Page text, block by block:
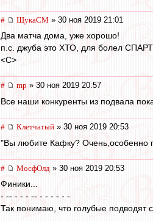
# ЩукаСМ » 30 ноя 2019 21:01
Два матча дома, уже хорошо!
п.с. джуба это ХТО, для болел
<C>
# mp » 30 ноя 2019 20:57
Все наши конкуренты из подвала
# Клетчатый » 30 ноя 2019 20:53
"Вы любите Кафку? Очень,особенно
# МосфОлд » 30 ноя 2019 20:53
Финики...
- -- - - - -- - - - - - -
Так понимаю, что голубые подводят